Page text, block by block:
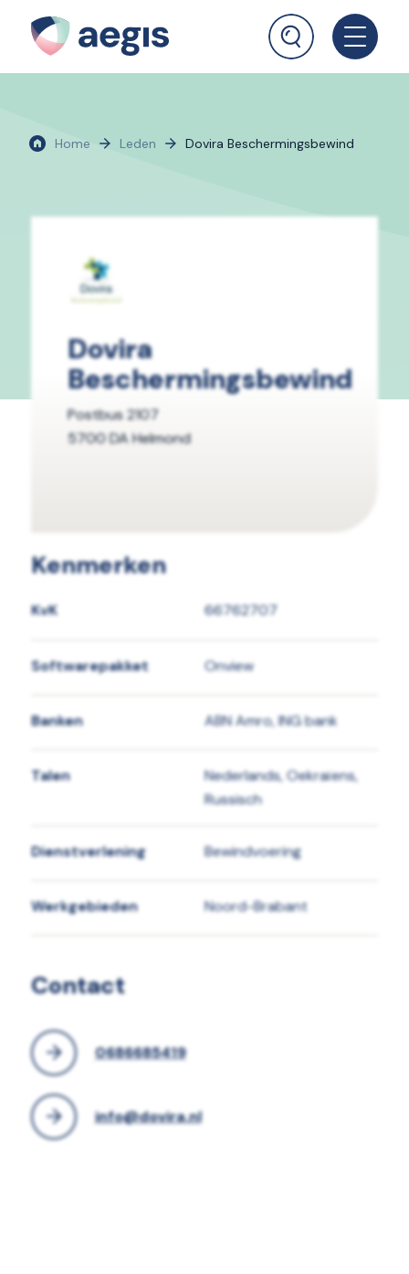
Home Leden Dovira Beschermingsbewind
Dovira
Beschermingsbewind
Postbus 2107
5700 DA Helmond
Kenmerken
KvK 66762707
Softwarepakket Onview
Banken ABN Amro, ING bank
Talen
Nederlands, Oekraïens,
Russisch
Dienstverlening Bewindvoering
Werkgebieden Noord-Brabant
Contact
0686685419
info@dovira.nl